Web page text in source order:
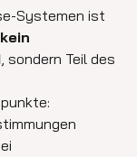
Systemen ist
kein
, sondern Teil des